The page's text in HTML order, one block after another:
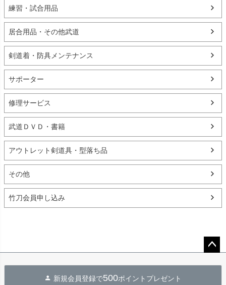
練習・試合用品
居合用品・その他武道
剣道着・防具メンテナンス
サポーター
修理サービス
武道ＤＶＤ・書籍
アウトレット剣道具・型落ち品
その他
竹刀会員申し込み
新規会員登録で500ポイントプレゼント